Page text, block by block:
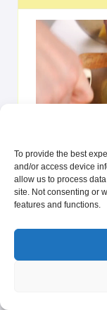
To provide the best
and/or access device
allow us to process
site. Not consenting or
features and functions.
Videoavspiller
La deg inspirere
og styrke i
eller vil prøve